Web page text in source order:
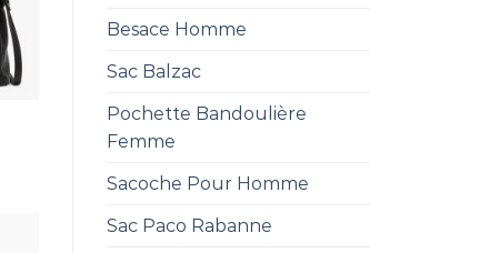
Besace Homme
Sac Balzac
Pochette Bandoulière
Femme
Sacoche Pour Homme
Sac Paco Rabanne